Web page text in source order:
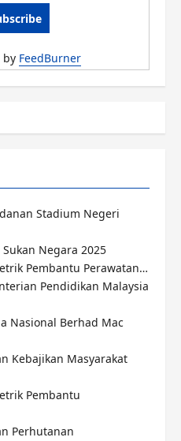
by FeedBurner
Stadium Negeri
Negara 2025
Pembantu Perawatan…
Pendidikan Malaysia
Nasional Berhad Mac
Kebajikan Masyarakat
Pembantu
Perhutanan